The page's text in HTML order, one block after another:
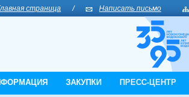
страница / Написать письмо
ЗАКУПКИ ПРЕСС-ЦЕНТР